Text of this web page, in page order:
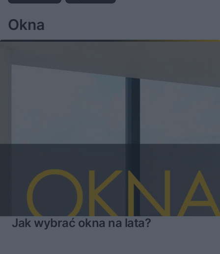
Okna
Jak wybrać okna na lata?